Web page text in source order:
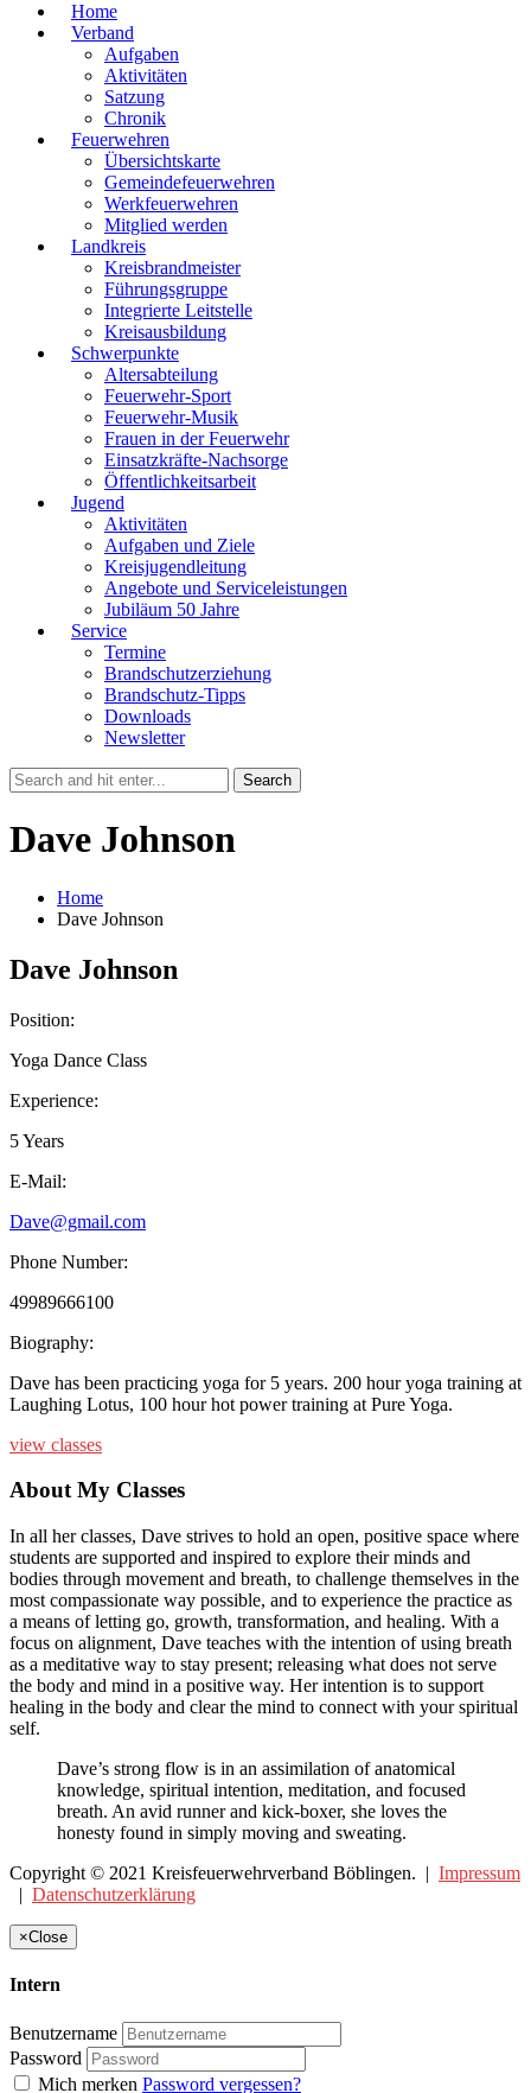
Home
Verband
Aufgaben
Aktivitäten
Satzung
Chronik
Feuerwehren
Übersichtskarte
Gemeindefeuerwehren
Werkfeuerwehren
Mitglied werden
Landkreis
Kreisbrandmeister
Führungsgruppe
Integrierte Leitstelle
Kreisausbildung
Schwerpunkte
Altersabteilung
Feuerwehr-Sport
Feuerwehr-Musik
Frauen in der Feuerwehr
Einsatzkräfte-Nachsorge
Öffentlichkeitsarbeit
Jugend
Aktivitäten
Aufgaben und Ziele
Kreisjugendleitung
Angebote und Serviceleistungen
Jubiläum 50 Jahre
Service
Termine
Brandschutzerziehung
Brandschutz-Tipps
Downloads
Newsletter
Dave Johnson
Home
Dave Johnson
Dave Johnson
Position:
Yoga Dance Class
Experience:
5 Years
E-Mail:
Dave@gmail.com
Phone Number:
49989666100
Biography:
Dave has been practicing yoga for 5 years. 200 hour yoga training at
Laughing Lotus, 100 hour hot power training at Pure Yoga.
view classes
About My Classes
In all her classes, Dave strives to hold an open, positive space where
students are supported and inspired to explore their minds and
bodies through movement and breath, to challenge themselves in the
most compassionate way possible, and to experience the practice as
a means of letting go, growth, transformation, and healing. With a
focus on alignment, Dave teaches with the intention of using breath
as a meditative way to stay present; releasing what does not serve
the body and mind in a positive way. Her intention is to support
healing in the body and clear the mind to connect with your spiritual
self.
Dave’s strong flow is in an assimilation of anatomical
knowledge, spiritual intention, meditation, and focused
breath. An avid runner and kick-boxer, she loves the
honesty found in simply moving and sweating.
Copyright © 2021 Kreisfeuerwehrverband Böblingen. | Impressum
| Datenschutzerklärung
×Close
Intern
Benutzername
Password
Mich merken Password vergessen?